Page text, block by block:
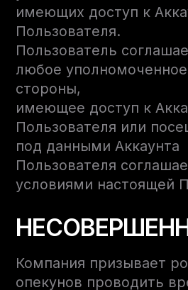
имеющих доступ к
Пользователя.
Пользователь
любое
стороны,
имеющее доступ к
Пользователя или
под данными Аккаунта
Пользователя
условиями настоящей
Компания призывает
опекунов проводить